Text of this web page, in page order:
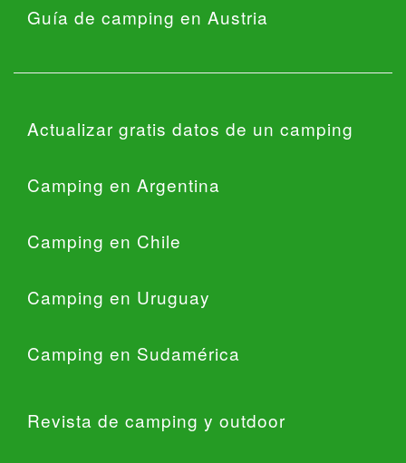
Guía de camping en Austria
Actualizar gratis datos de un camping
Camping en Argentina
Camping en Chile
Camping en Uruguay
Camping en Sudamérica
Revista de camping y outdoor